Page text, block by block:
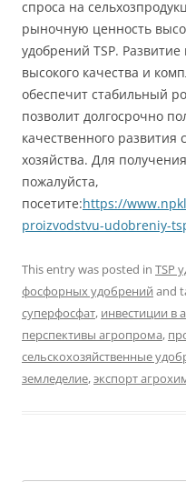
спроса на
рыночную ценность
удобрений TSP. Развитие
высокого качества и
обеспечит стабильный
позволит долгосрочно
качественного развития
хозяйства. Для
пожалуйста,
посетите:https://
proizvodstvu-udobreniy-
This entry was posted in TSP
фосфорных удобрений and
суперфосфат, инвестиции в
перспективы агропрома,
сельскохозяйственные
земледелие,экспорт